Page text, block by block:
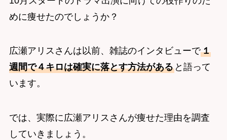
めに痩せたのでしょうか？
広瀬アリスさんは以前、雑誌のインタビューで１
週間で４キロは確実に落とす方法があると語って
います。
では、実際に広瀬アリスさんが痩せた理由を調査
していきましょう。